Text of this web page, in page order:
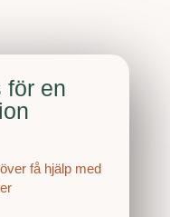
för en
få hjälp med